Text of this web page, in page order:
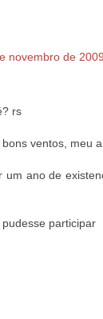
novembro de
rs
ventos, meu
um ano de
participar